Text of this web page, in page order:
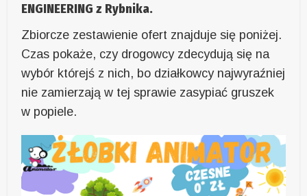
ENGINEERING z Rybnika.
Zbiorcze zestawienie ofert znajduje się poniżej.
Czas pokaże, czy drogowcy zdecydują się na
wybór którejś z nich, bo działkowcy najwyraźniej
nie zamierzają w tej sprawie zasypiać gruszek
w popiele.